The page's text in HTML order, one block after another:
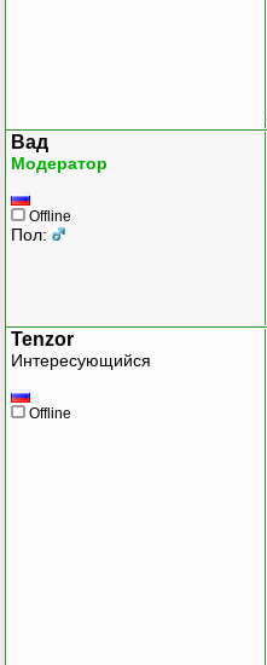
Вад
Модератор
Offline
Пол:
Tenzor
Интересующийся
Offline